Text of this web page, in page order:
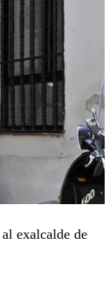
exalcalde de